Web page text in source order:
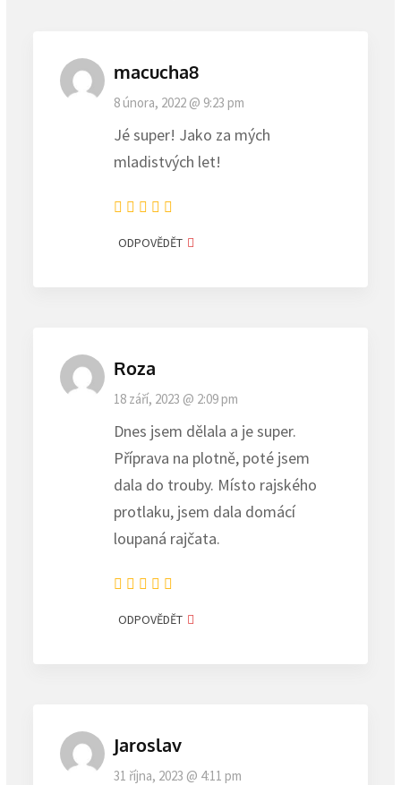
macucha8
8 února, 2022 @ 9:23 pm
Jé super! Jako za mých
mladistvých let!
ODPOVĚDĚT
Roza
18 září, 2023 @ 2:09 pm
Dnes jsem dělala a je super.
Příprava na plotně, poté jsem
dala do trouby. Místo rajského
protlaku, jsem dala domácí
loupaná rajčata.
ODPOVĚDĚT
Jaroslav
31 října, 2023 @ 4:11 pm